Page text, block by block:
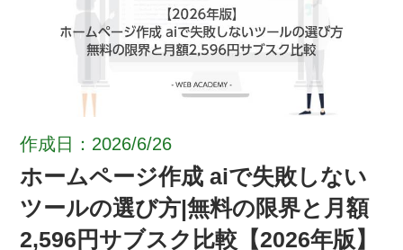
作成日：2026/6/26
ホームページ作成 aiで失敗しない
ツールの選び方|無料の限界と月額
2,596円サブスク比較【2026年版】